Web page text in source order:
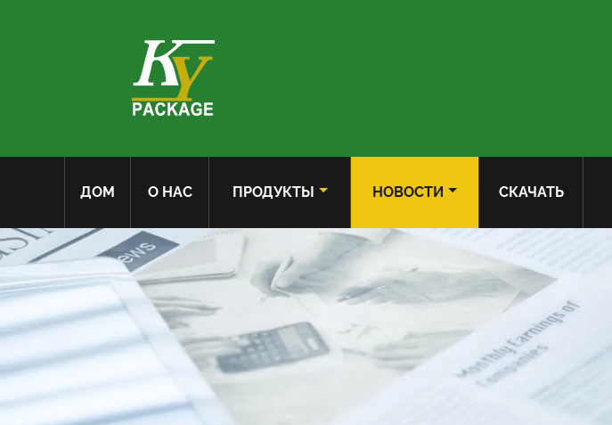
ДОМ О НАС ПРОДУКТЫ НОВОСТИ СКАЧАТЬ